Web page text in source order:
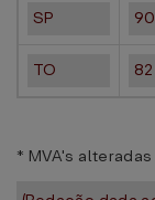
SP
TO
* MVA's